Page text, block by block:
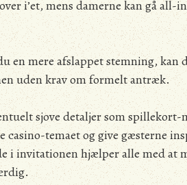
i’et, mens damerne kan gå
en mere afslappet stemning, kan
uden krav om formelt antræk.
sjove detaljer som
casino-temaet og give gæsterne
i invitationen hjælper alle med at